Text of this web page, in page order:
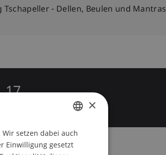
- Dellen, Beulen und Mantras
17
GERMAN
ENGLISH
×
setzen dabei auch
Einwilligung gesetzt